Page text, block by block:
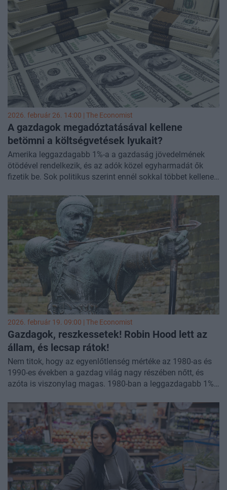
demokráciát, mielőtt a károk visszafordíthatatlanná
válnak. Széles témákat érintő beszélgetésükben kitértek a
meritokrácia sötét oldalára, a piacok korlátaira, a
szabadság jelentésére és a technológiai vállalatok
nyilvános tér feletti egyre erősebb befolyására.
2026. február 26. 14:00 | The Economist
A gazdagok megadóztatásával kellene
betömni a költségvetések lyukait?
Amerika leggazdagabb 1%-a a gazdaság jövedelmének
ötödével rendelkezik, és az adók közel egyharmadát ők
fizetik be. Sok politikus szerint ennél sokkal többet kellene
2%-os helyi, önkormányzati adót akar kivetni az 1 millió
dollár feletti jövedelmekre. Virginia, Rhode Island és
Washington állam hasonló intézkedéseket mérlegel;
Kaliforniában pedig valószínűleg idén szavaznak a
milliárdosok vagyonára kivetendő "egyszeri" 5%-os adóról.
Európában is felmerült a gazdagok megadóztatásának
kérdése. Franciaországban népszerű kampány indult a
vagyonadó bevezetése érdekében. És mivel a brit
kormányfő, Keir Starmer pozíciója is meggyengült vagy
bukásra van ítélve, pártja, a Munkáspárt balszárnya is
bevezethet egy vagyonadót.
2026. február 19. 09:00 | The Economist
Gazdagok, reszkessetek! Robin Hood lett az
állam, és lecsap rátok!
Nem titok, hogy az egyenlőtlenség mértéke az 1980-as és
1990-es években a gazdag világ nagy részében nőtt, és
azóta is viszonylag magas. 1980-ban a leggazdagabb 1%
rendelkezett, ami 2022-re 16%-ra emelkedett. Ugyanebben
az időszakban Európában a felső 1% részesedése 8%-ról
12%-ra nőtt. A jövedelmi egyenlőtlenségek növekedése és
ennek következménye, a középosztálybeli jövedelmek
stagnálása olyan szembetűnő és széles körben elterjedt,
hogy gyakran azt a populizmus világszerte tapasztalható
erősödésének lehetséges magyarázataként említik.